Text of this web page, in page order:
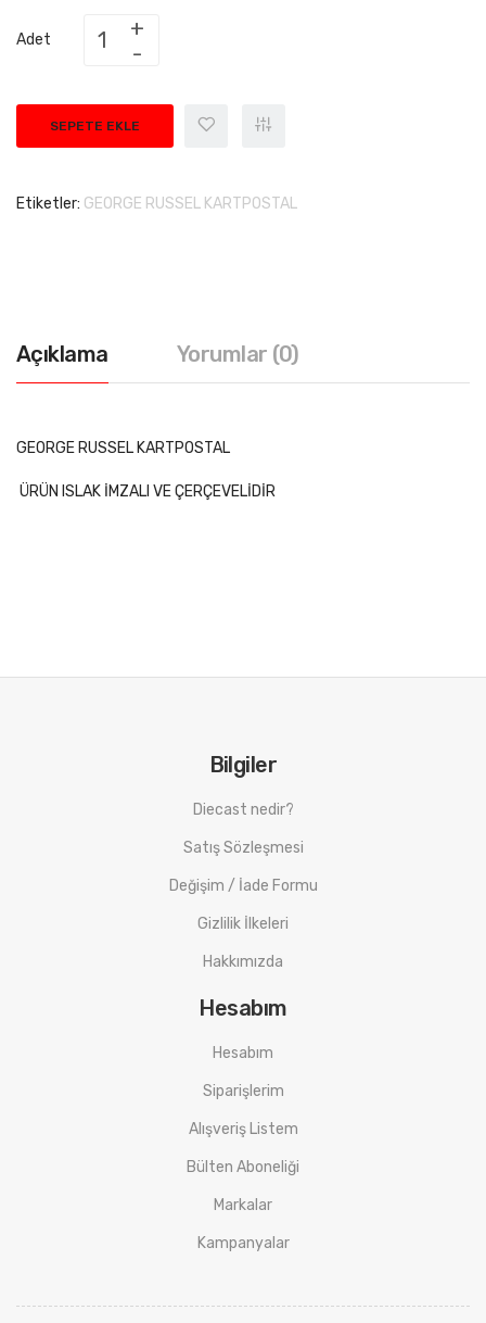
Adet
SEPETE EKLE
Etiketler: GEORGE RUSSEL KARTPOSTAL
Açıklama Yorumlar (0)
GEORGE RUSSEL KARTPOSTAL
ÜRÜN ISLAK İMZALI VE ÇERÇEVELİDİR
Bilgiler
Diecast nedir?
Satış Sözleşmesi
Değişim / İade Formu
Gizlilik İlkeleri
Hakkımızda
Hesabım
Hesabım
Siparişlerim
Alışveriş Listem
Bülten Aboneliği
Markalar
Kampanyalar